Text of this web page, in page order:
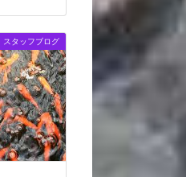
スタッフブログ